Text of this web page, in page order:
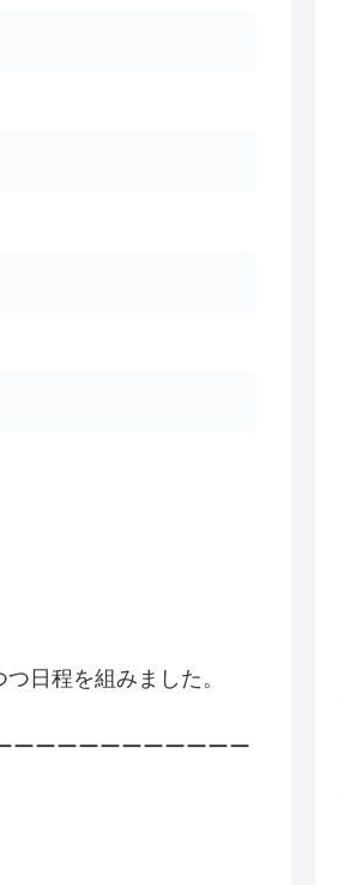
日程を組みました。
ーーーーーーーーーーー